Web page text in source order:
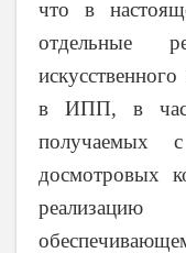
что в
отдельные
в ИПП, в
получаемых
досмотровых